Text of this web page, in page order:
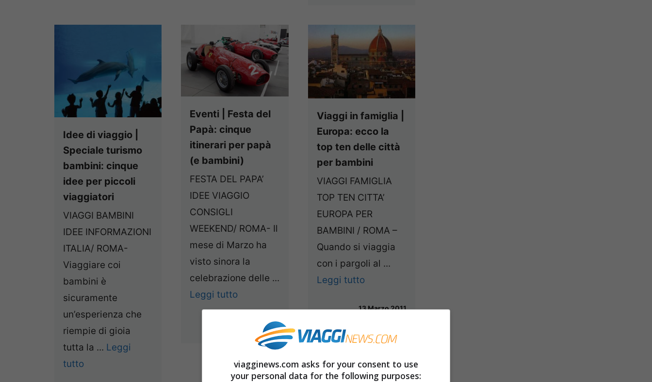
Idee di viaggio |
Speciale turismo
bambini: cinque
idee per piccoli
viaggiatori
VIAGGI BAMBINI
IDEE INFORMAZIONI
ITALIA/ ROMA-
Viaggiare coi
bambini è
sicuramente
un’esperienza che
riempie di gioia
tutta la ... Leggi
tutto
Eventi | Festa del
Papà: cinque
itinerari per papà
(e bambini)
FESTA DEL PAPA’
IDEE VIAGGIO
CONSIGLI
WEEKEND/ ROMA- Il
mese di Marzo ha
visto sinora la
celebrazione delle ...
Leggi tutto
18 Marzo 2011
Viaggi in famiglia |
Europa: ecco la
top ten delle città
per bambini
VIAGGI FAMIGLIA
TOP TEN CITTA’
EUROPA PER
BAMBINI / ROMA –
Quando si viaggia
con i pargoli al ...
Leggi tutto
13 Marzo 2011
viagginews.com asks for your consent to use
your personal data for the following purposes: